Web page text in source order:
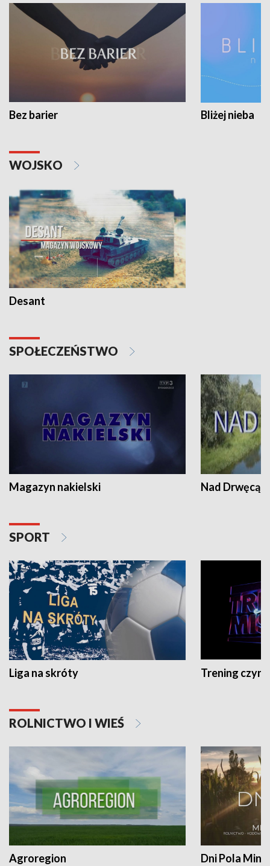
Bez barier Bliżej nieba
WOJSKO
Desant
SPOŁECZEŃSTWO
Magazyn nakielski Nad Drwęcą
SPORT
Liga na skróty Trening czyni
ROLNICTWO I WIEŚ
Agroregion Dni Pola